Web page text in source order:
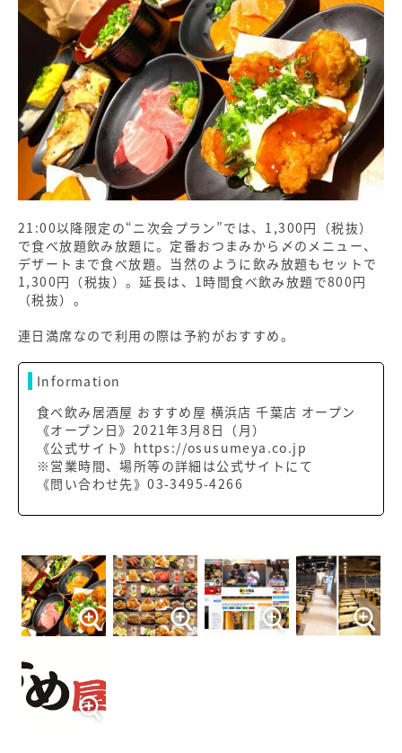
21:00以降限定の“ニ次会プラン”では、1,300円（税抜）
で食べ放題飲み放題に。定番おつまみから〆のメニュー、
デザートまで食べ放題。当然のように飲み放題もセットで
1,300円（税抜）。延長は、1時間食べ飲み放題で800円
（税抜）。
連日満席なので利用の際は予約がおすすめ。
Information
食べ飲み居酒屋 おすすめ屋 横浜店 千葉店 オープン
《オープン日》2021年3月8日（月）
《公式サイト》https://osusumeya.co.jp
※営業時間、場所等の詳細は公式サイトにて
《問い合わせ先》03-3495-4266